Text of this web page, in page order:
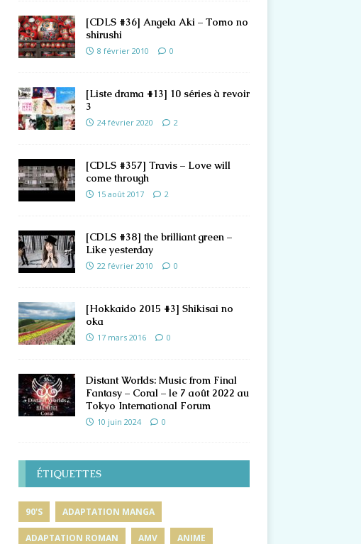
[CDLS #36] Angela Aki – Tomo no
shirushi
8 février 2010 0
[Liste drama #13] 10 séries à revoir
3
24 février 2020 2
[CDLS #357] Travis – Love will
come through
15 août 2017 2
[CDLS #38] the brilliant green –
Like yesterday
22 février 2010 0
[Hokkaido 2015 #3] Shikisai no
oka
17 mars 2016 0
Distant Worlds: Music from Final
Fantasy – Coral – le 7 août 2022 au
Tokyo International Forum
10 juin 2024 0
ÉTIQUETTES
90'S ADAPTATION MANGA
ADAPTATION ROMAN AMV ANIME